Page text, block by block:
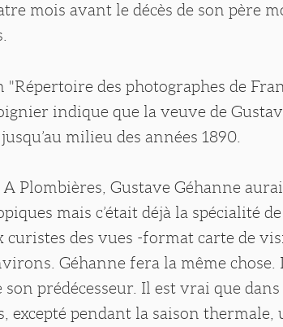
mois avant le décès de son père
"Répertoire des photographes de
indique que la veuve de
milieu des années 1890.
A Plombières, Gustave Géhanne
mais c’était déjà la spécialité
curistes des vues -format carte de
Géhanne fera la même chose.
son prédécesseur. Il est vrai que
excepté pendant la saison thermale,